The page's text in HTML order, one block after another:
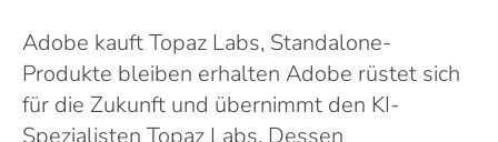
Adobe kauft Topaz Labs, Standalone-
Produkte bleiben erhalten Adobe rüstet sich
für die Zukunft und übernimmt den KI-